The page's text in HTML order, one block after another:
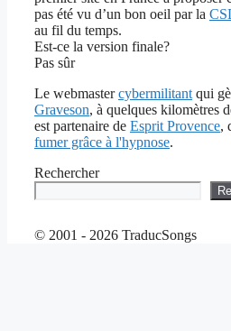
pas été vu d’un bon oeil par la
au fil du temps.
Est-ce la version finale?
Pas sûr
Le webmastercybermilitant qui
Graveson, à quelques kilomètres
est partenaire de Esprit Provence,
fumer grâce à l'hypnose.
Rechercher
© 2001 - 2026 TraducSongs